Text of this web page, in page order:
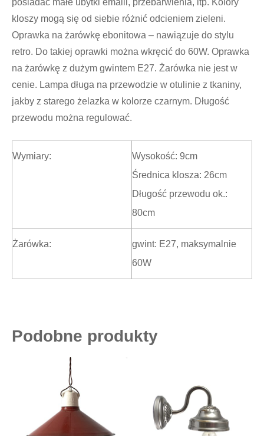
posiadać małe ubytki emalii, przebarwienia, itp. Kolory
kloszy mogą się od siebie różnić odcieniem zieleni.
Oprawka na żarówkę ebonitowa – nawiązuje do stylu
retro. Do takiej oprawki można wkręcić do 60W. Oprawka
na żarówkę z dużym gwintem E27. Żarówka nie jest w
cenie. Lampa długa na przewodzie w otulinie z tkaniny,
jakby z starego żelazka w kolorze czarnym. Długość
przewodu można regulować.
Wymiary:
Wysokość: 9cm
Średnica klosza: 26cm
Długość przewodu ok.:
80cm
Żarówka:
gwint: E27, maksymalnie
60W
Podobne produkty